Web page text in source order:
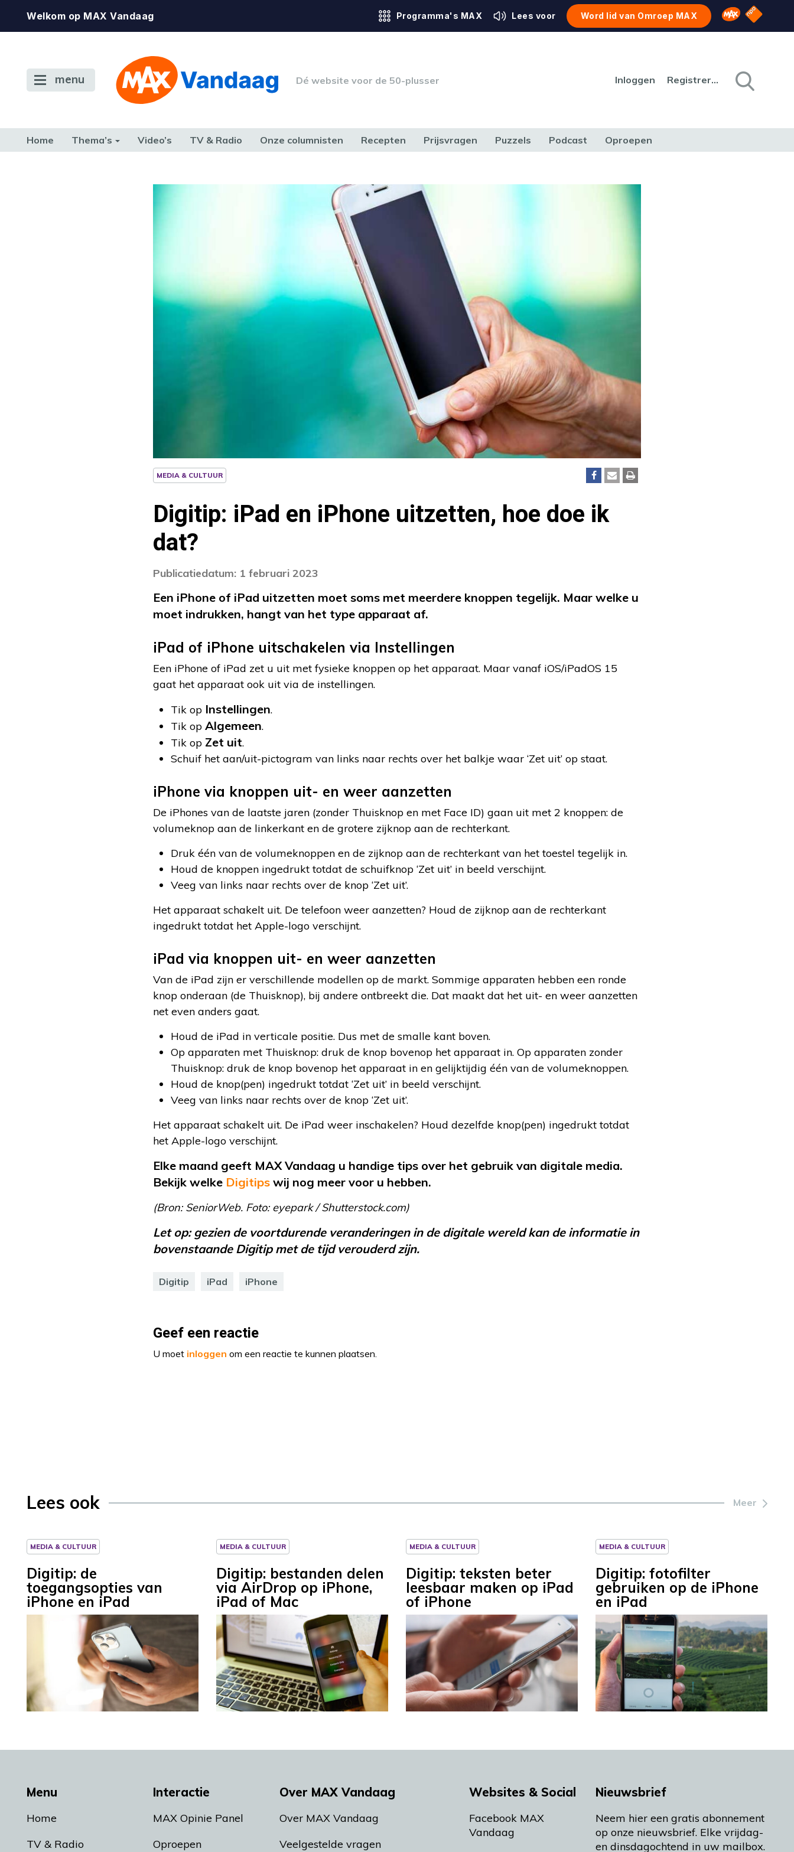
Welkom op MAX Vandaag Programma's MAX Lees voor Word lid van Omroep MAX Omroep MAX
NPO
menu Dé website voor de 50-plusser Inloggen Registreren
Home Thema’s Video’s TV & Radio Onze columnisten Recepten Prijsvragen Puzzels Podcast Oproepen
MEDIA & CULTUUR
Digitip: iPad en iPhone uitzetten, hoe doe ik
dat?
Publicatiedatum: 1 februari 2023
Een iPhone of iPad uitzetten moet soms met meerdere knoppen tegelijk. Maar welke u
moet indrukken, hangt van het type apparaat af.
iPad of iPhone uitschakelen via Instellingen
Een iPhone of iPad zet u uit met fysieke knoppen op het apparaat. Maar vanaf iOS/iPadOS 15
gaat het apparaat ook uit via de instellingen.
Tik op Instellingen.
Tik op Algemeen.
Tik op Zet uit.
Schuif het aan/uit-pictogram van links naar rechts over het balkje waar ‘Zet uit’ op staat.
iPhone via knoppen uit- en weer aanzetten
De iPhones van de laatste jaren (zonder Thuisknop en met Face ID) gaan uit met 2 knoppen: de
volumeknop aan de linkerkant en de grotere zijknop aan de rechterkant.
Druk één van de volumeknoppen en de zijknop aan de rechterkant van het toestel tegelijk in.
Houd de knoppen ingedrukt totdat de schuifknop ‘Zet uit’ in beeld verschijnt.
Veeg van links naar rechts over de knop ‘Zet uit’.
Het apparaat schakelt uit. De telefoon weer aanzetten? Houd de zijknop aan de rechterkant
ingedrukt totdat het Apple-logo verschijnt.
iPad via knoppen uit- en weer aanzetten
Van de iPad zijn er verschillende modellen op de markt. Sommige apparaten hebben een ronde
knop onderaan (de Thuisknop), bij andere ontbreekt die. Dat maakt dat het uit- en weer aanzetten
net even anders gaat.
Houd de iPad in verticale positie. Dus met de smalle kant boven.
Op apparaten met Thuisknop: druk de knop bovenop het apparaat in. Op apparaten zonder
Thuisknop: druk de knop bovenop het apparaat in en gelijktijdig één van de volumeknoppen.
Houd de knop(pen) ingedrukt totdat ‘Zet uit’ in beeld verschijnt.
Veeg van links naar rechts over de knop ‘Zet uit’.
Het apparaat schakelt uit. De iPad weer inschakelen? Houd dezelfde knop(pen) ingedrukt totdat
het Apple-logo verschijnt.
Elke maand geeft MAX Vandaag u handige tips over het gebruik van digitale media.
Bekijk welke Digitips wij nog meer voor u hebben.
(Bron: SeniorWeb. Foto:eyepark / Shutterstock.com)
Let op: gezien de voortdurende veranderingen in de digitale wereld kan de informatie in
bovenstaande Digitip met de tijd verouderd zijn.
Digitip iPad iPhone
Geef een reactie
U moet inloggen om een reactie te kunnen plaatsen.
Lees ook Meer
MEDIA & CULTUUR
Digitip: de
toegangsopties van
iPhone en iPad
MEDIA & CULTUUR
Digitip: bestanden delen
via AirDrop op iPhone,
iPad of Mac
MEDIA & CULTUUR
Digitip: teksten beter
leesbaar maken op iPad
of iPhone
MEDIA & CULTUUR
Digitip: fotofilter
gebruiken op de iPhone
en iPad
Menu
Home
TV & Radio
Interactie
MAX Opinie Panel
Oproepen
Over MAX Vandaag
Over MAX Vandaag
Veelgestelde vragen
Websites & Social
Facebook MAX
Vandaag
Nieuwsbrief
Neem hier een gratis abonnement
op onze nieuwsbrief. Elke vrijdag-
en dinsdagochtend in uw mailbox.